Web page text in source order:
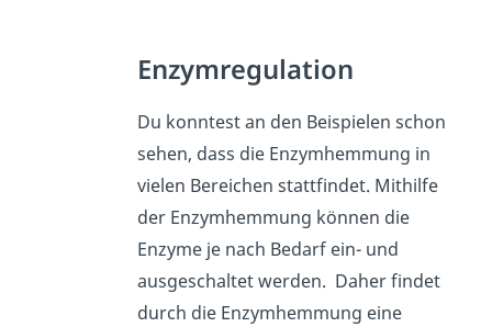
Enzymregulation
Du konntest an den Beispielen schon
sehen, dass die Enzymhemmung in
vielen Bereichen stattfindet. Mithilfe
der Enzymhemmung können die
Enzyme je nach Bedarf ein- und
ausgeschaltet werden. Daher findet
durch die Enzymhemmung eine